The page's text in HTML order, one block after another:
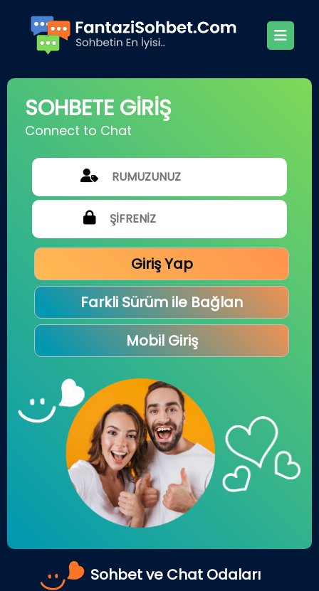
SOHBETE GİRİŞ
Connect to Chat
Giriş Yap
Farkli Sürüm ile Bağlan
Mobil Giriş
Sohbet ve Chat Odaları